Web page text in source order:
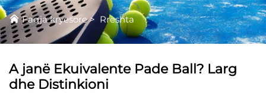
Faqja kryesore> Rreshta
A janë Ekuivalente Pade Ball? Larg
dhe Distinkioni